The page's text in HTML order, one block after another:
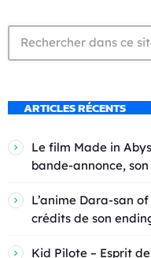
ARTICLES RÉCENTS
Le film Made in
bande-annonce,
L’anime Dara-san
crédits de son
Kid Pilote – Esprit